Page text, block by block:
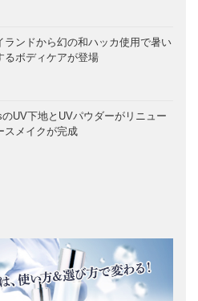
ランドから幻の和ハッカ使用で暑い
るボディケアが登場
UV下地とUVパウダーがリニュー
スメイクが完成